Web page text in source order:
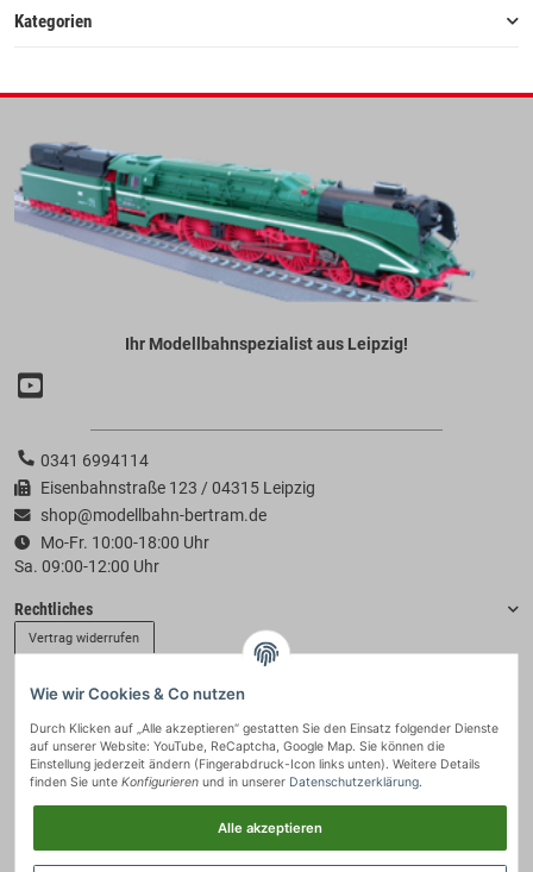
Kategorien
Ihr Modellbahnspezialist aus Leipzig!
0341 6994114
Eisenbahnstraße 123 / 04315 Leipzig
shop@modellbahn-bertram.de
Mo-Fr. 10:00-18:00 Uhr
Sa. 09:00-12:00 Uhr
Rechtliches
Vertrag widerrufen
Zahlung & Versand
Wie wir Cookies & Co nutzen
Durch Klicken auf „Alle akzeptieren“ gestatten Sie den Einsatz folgender Dienste
auf unserer Website: YouTube, ReCaptcha, Google Map. Sie können die
Einstellung jederzeit ändern (Fingerabdruck-Icon links unten). Weitere Details
finden Sie unte Konfigurieren und in unserer Datenschutzerklärung.
Alle akzeptieren